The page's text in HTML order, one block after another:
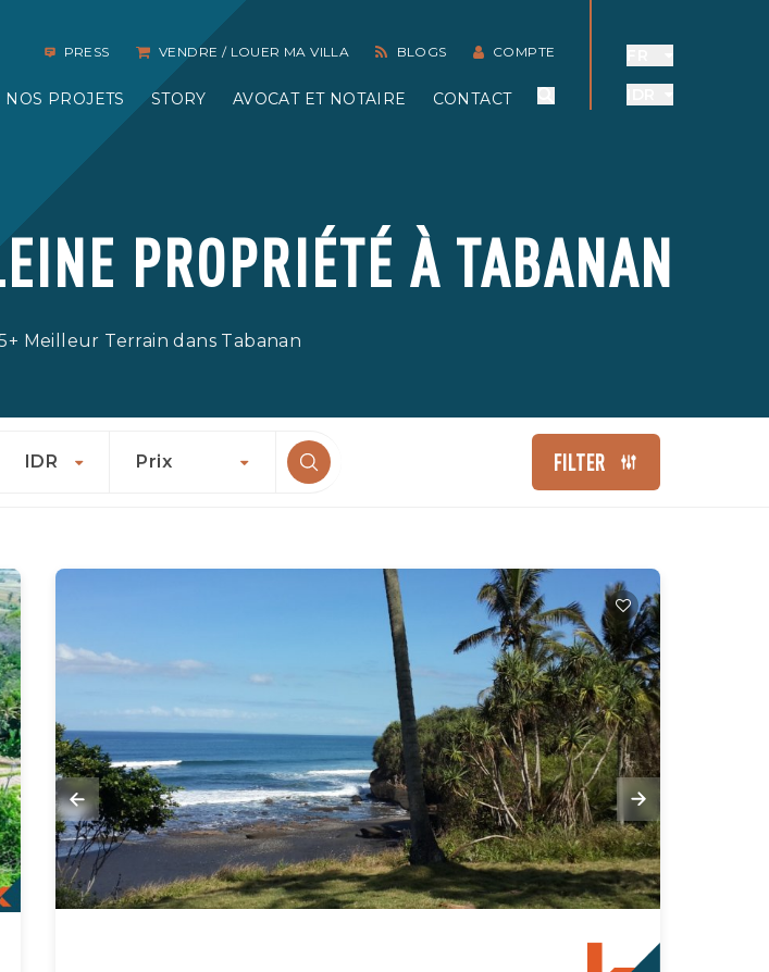
PRESS VENDRE / LOUER MA VILLA BLOGS COMPTE
NOS PROJETS STORY AVOCAT ET NOTAIRE CONTACT
PROPRIÉTÉ À TABANAN
Meilleur Terrain dans Tabanan
IDR Prix FILTER